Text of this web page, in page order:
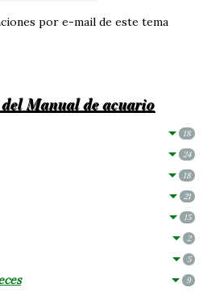
por e-mail de este tema
Manual de acuario
18
24
18
21
15
2
5
9